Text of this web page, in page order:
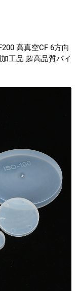
高真空CF 6方向
工品 超高品質パイ